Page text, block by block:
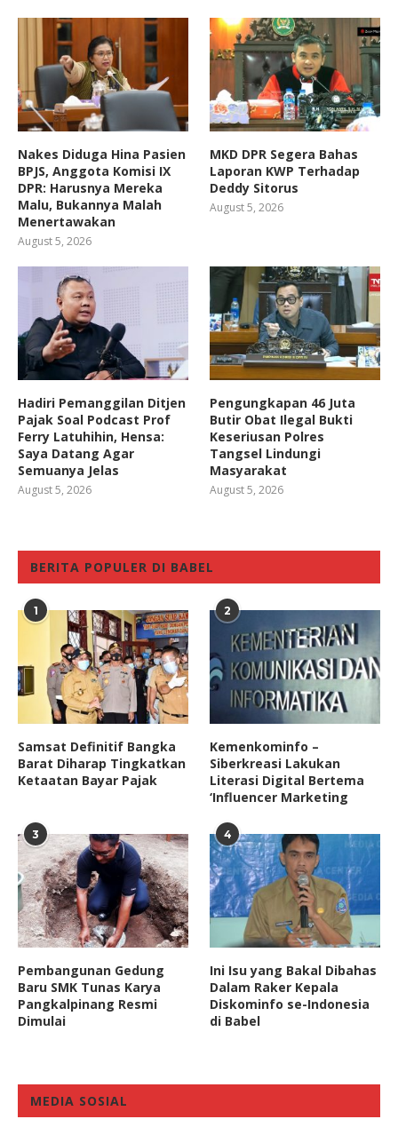
Nakes Diduga Hina Pasien
BPJS, Anggota Komisi IX
DPR: Harusnya Mereka
Malu, Bukannya Malah
Menertawakan
August 5, 2026
MKD DPR Segera Bahas
Laporan KWP Terhadap
Deddy Sitorus
August 5, 2026
Hadiri Pemanggilan Ditjen
Pajak Soal Podcast Prof
Ferry Latuhihin, Hensa:
Saya Datang Agar
Semuanya Jelas
August 5, 2026
Pengungkapan 46 Juta
Butir Obat Ilegal Bukti
Keseriusan Polres
Tangsel Lindungi
Masyarakat
August 5, 2026
BERITA POPULER DI BABEL
1
Samsat Definitif Bangka
Barat Diharap Tingkatkan
Ketaatan Bayar Pajak
2
Kemenkominfo –
Siberkreasi Lakukan
Literasi Digital Bertema
‘Influencer Marketing
3
Pembangunan Gedung
Baru SMK Tunas Karya
Pangkalpinang Resmi
Dimulai
4
Ini Isu yang Bakal Dibahas
Dalam Raker Kepala
Diskominfo se-Indonesia
di Babel
MEDIA SOSIAL